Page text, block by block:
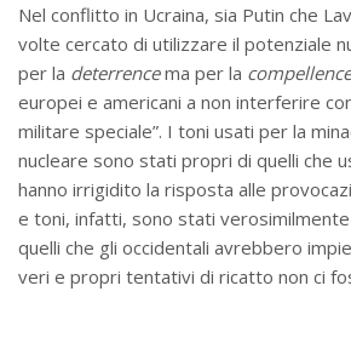
Nel conflitto in Ucraina, sia Putin che
volte cercato di utilizzare il potenziale
per la deterrencema per la
europei e americani a non interferire
militare speciale”. I toni usati per la
nucleare sono stati propri di quelli che
hanno irrigidito la risposta alle
e toni, infatti, sono stati
quelli che gli occidentali avrebbero
veri e propri tentativi di ricatto non ci